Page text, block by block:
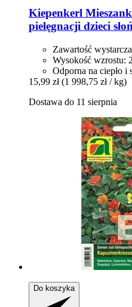
Kiepenkerl
pielęgnacji dzieci
Zawartość
Wysokość wzrostu:
Odporna na ciepło i
15,99 zł (1 998,75 zł / kg)
Dostawa do 11 sierpnia
Do koszyka